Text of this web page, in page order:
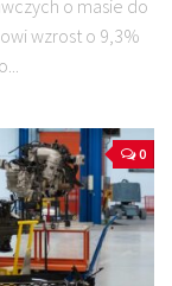
o masie do
wzrost o 9,3%
0